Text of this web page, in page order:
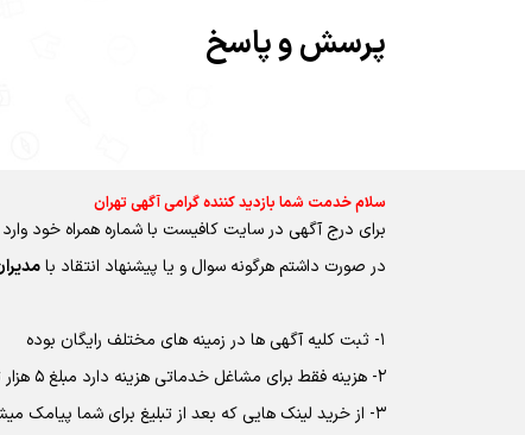
پرسش و پاسخ
سلام خدمت شما بازدید کننده گرامی آگهی تهران
برای درج آگهی در سایت کافیست با شماره همراه خود
در صورت داشتم هرگونه سوال و یا پیشنهاد انتقاد با
1- ثبت کلیه آگهی ها در زمینه های مختلف رایگان بوده
2- هزینه فقط برای مشاغل خدماتی هزینه دارد مبلغ 5 هزار تومان
3- از خرید لینک هایی که بعد از تبلیغ برای شما پیامک میشود جدا خود داری نمائید.